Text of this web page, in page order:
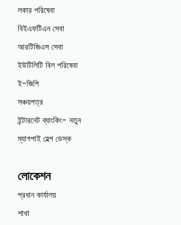
লকার পরিষেবা
বিইএফটিএন সেবা
আরটিজিএস সেবা
ইউটিলিটি বিল পরিষেবা
ই-জিপি
সঞ্চয়পত্র
ইন্টারনেট ব্যাংকিং- নতুন
ম্যাগপাই হেল্প ডেস্ক
লোকেশন
প্রধান কার্যালয়
শাখা